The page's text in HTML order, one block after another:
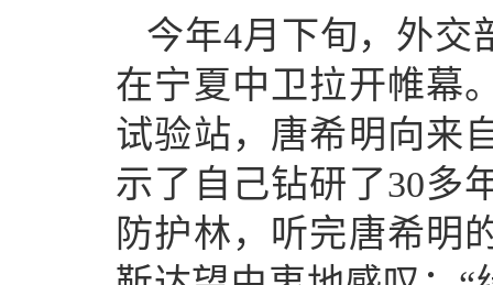
今年4月下旬，外交
在宁夏中卫拉开帷幕
试验站，唐希明向来
示了自己钻研了30多
防护林，听完唐希明